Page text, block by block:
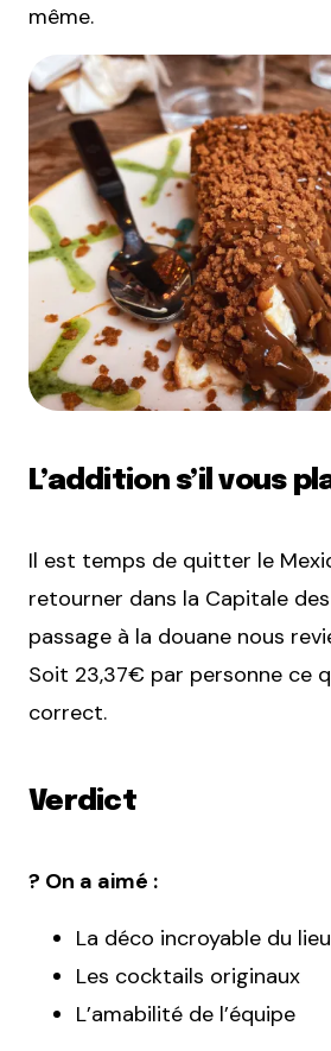
même.
L’addition s’il vous
Il est temps de quitter le
retourner dans la Capitale des
passage à la douane nous
Soit 23,37€ par personne ce
correct.
Verdict
? On a aimé :
La déco incroyable du lieu
Les cocktails originaux
L’amabilité de l’équipe